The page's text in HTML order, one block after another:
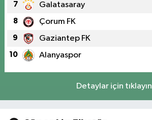
7 Galatasaray
8 Çorum FK
9 Gaziantep FK
10 Alanyaspor
Detaylar için tıklayın